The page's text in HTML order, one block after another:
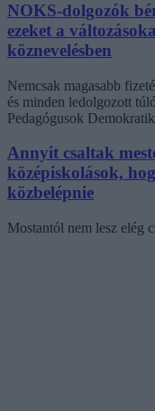
NOKS-dolgozók
ezeket a
köznevelésben
Nemcsak magasabb
és minden ledolgozott
Pedagógusok
Annyit csaltak
középiskolások,
közbelépnie
Mostantól nem lesz elég